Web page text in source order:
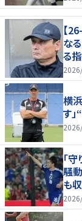
【
な
る
横
す
｢守
騒
も
も